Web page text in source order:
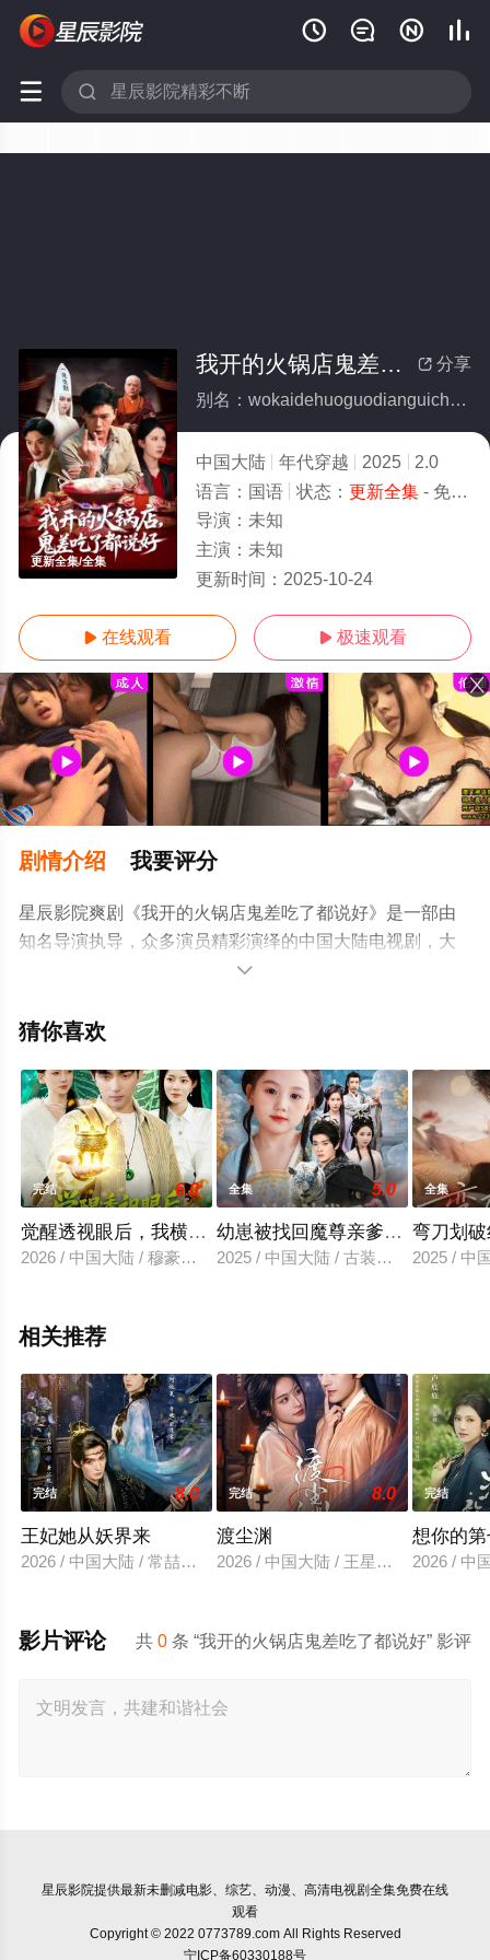
   
 
更新全集/全集
 分享
我开的火锅店鬼差吃了都说好(全集)
别名：wokaidehuoguodianguichachiliaodushuohao
中国大陆 年代穿越 2025
2.0
语言： 国语 状态： 更新全集- 免费在线观看
导演： 未知
主演： 未知
更新时间： 2025-10-24
 在线观看  极速观看
剧情介绍 我要评分
星辰影院爽剧《我开的火锅店鬼差吃了都说好》是一部由
知名导演执导，众多演员精彩演绎的中国大陆电视剧，大
结局剧情已揭晓（更新全集），手机免费观看高清无删减
豆瓣电视剧、电视猫或剧情网等平台了解。

猜你喜欢
完结 6.0
觉醒透视眼后，我横扫一切
2026 / 中国大陆 / 穆豪＆李芮峤
全集 5.0
幼崽被找回魔尊亲爹一心洗奶瓶
2025 / 中国大陆 / 古装仙侠
全集
弯刀划
2025 / 中
相关推荐
完结 8.0
王妃她从妖界来
2026 / 中国大陆 / 常喆宽＆阿依夏
完结 8.0
渡尘渊
2026 / 中国大陆 / 王星玮&徐轸轸
完结
想你的
2026 / 中
共0 条 “我开的火锅店鬼差吃了都说好” 影评
影片评论
星辰影院提供最新未删减电影、综艺、动漫、高清电视剧全集免费在线
观看
Copyright © 2022 0773789.com All Rights Reserved
宁ICP备60330188号